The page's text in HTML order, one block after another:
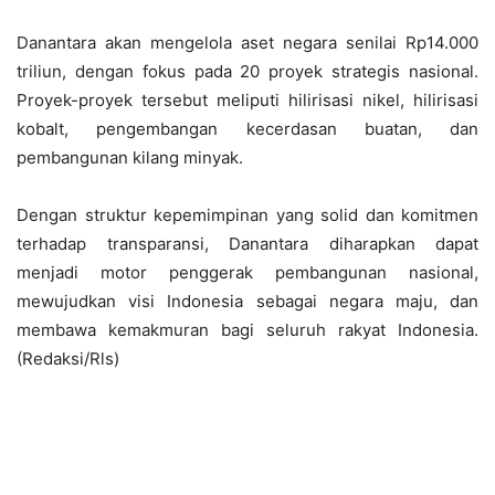
Danantara akan mengelola aset negara senilai Rp14.000
triliun, dengan fokus pada 20 proyek strategis nasional.
Proyek-proyek tersebut meliputi hilirisasi nikel, hilirisasi
kobalt, pengembangan kecerdasan buatan, dan
pembangunan kilang minyak.
Dengan struktur kepemimpinan yang solid dan komitmen
terhadap transparansi, Danantara diharapkan dapat
menjadi motor penggerak pembangunan nasional,
mewujudkan visi Indonesia sebagai negara maju, dan
membawa kemakmuran bagi seluruh rakyat Indonesia.
(Redaksi/Rls)